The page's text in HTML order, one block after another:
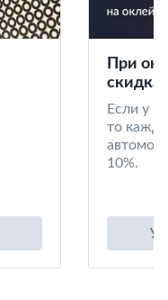
При
скидка
Если у
то
10%.